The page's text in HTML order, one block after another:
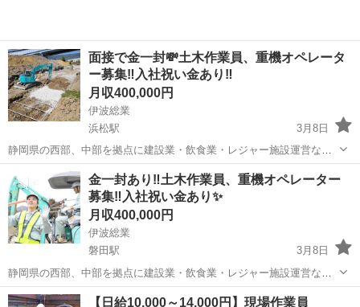
面接で金一封💸土木作業員、重機オペレータ
ー募集‼️入社祝い金あり‼︎
月収400,000円
伊波総業
浜松駅
3月8日
静岡県の西部、中部を拠点に建設業・飲食業・レジャー施設運営など
を展開している 「伊波総業」と申します。 この度は弊社の求人広告を
ご覧頂き誠にありがとうございます。 ※面接について※ 面接場所は島
田市金谷の営業所にて行います...
浜松市 浜松駅 大工 未経験
金一封あり‼︎土木作業員、重機オペレーター
募集‼︎入社祝い金あり✨
月収400,000円
伊波総業
磐田駅
3月8日
静岡県の西部、中部を拠点に建設業・飲食業・レジャー施設運営など
を展開している 「伊波総業」と申します。 この度は弊社の求人広告を
静岡 磐田市 磐田駅 未経験
【日給10,000～14,000円】現場作業員